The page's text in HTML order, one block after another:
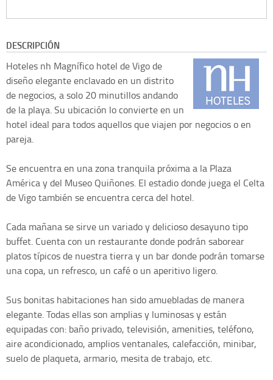
DESCRIPCIÓN
Hoteles nh Magnífico hotel de Vigo de
diseño elegante enclavado en un distrito
de negocios, a solo 20 minutillos andando
de la playa. Su ubicación lo convierte en un
hotel ideal para todos aquellos que viajen por negocios o en
pareja.
Se encuentra en una zona tranquila próxima a la Plaza
América y del Museo Quiñones. El estadio donde juega el Celta
de Vigo también se encuentra cerca del hotel.
Cada mañana se sirve un variado y delicioso desayuno tipo
buffet. Cuenta con un restaurante donde podrán saborear
platos típicos de nuestra tierra y un bar donde podrán tomarse
una copa, un refresco, un café o un aperitivo ligero.
Sus bonitas habitaciones han sido amuebladas de manera
elegante. Todas ellas son amplias y luminosas y están
equipadas con: baño privado, televisión, amenities, teléfono,
aire acondicionado, amplios ventanales, calefacción, minibar,
suelo de plaqueta, armario, mesita de trabajo, etc.